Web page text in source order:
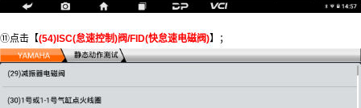
⑪点击【(54)ISC(怠速控制)阀/FID(快怠速电磁阀)】；